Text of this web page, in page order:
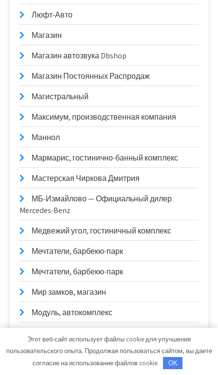
Люфт-Авто
Магазин
Магазин автозвука Dbshop
Магазин Постоянных Распродаж
Магистральный
Максимум, производственная компания
Маннол
Мармарис, гостинично-банный комплекс
Мастерская Чиркова Дмитрия
МБ-Измайлово — Официальный дилер
Mercedes-Benz
Медвежий угол, гостиничный комплекс
Мечтатели, барбекю-парк
Мечтатели, барбекю-парк
Мир замков, магазин
Модуль, автокомплекс
Мойдодыр, сауна
Этот веб-сайт использует файлы cookie для улучшения
пользовательского опыта. Продолжая пользоваться сайтом, вы даете
согласие на использование файлов cookie.
OK